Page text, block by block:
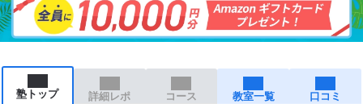
塾トップ 詳細レポ コース 教室一覧 口コミ